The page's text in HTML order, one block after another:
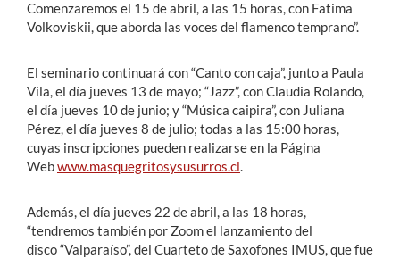
Comenzaremos el 15 de abril, a las 15 horas, con Fatima
Volkoviskii, que aborda las voces del flamenco temprano”.
El seminario continuará con “Canto con caja”, junto a Paula
Vila, el día jueves 13 de mayo; “Jazz”, con Claudia Rolando,
el día jueves 10 de junio; y “Música caipira”, con Juliana
Pérez, el día jueves 8 de julio; todas a las 15:00 horas,
cuyas inscripciones pueden realizarse en la Página
Webwww.masquegritosysusurros.cl.
Además, el día jueves 22 de abril, a las 18 horas,
“tendremos también por Zoom el lanzamiento del
disco “Valparaíso”, del Cuarteto de Saxofones IMUS, que fue